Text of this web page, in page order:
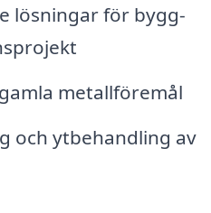
lösningar för bygg-
metallföremål
och ytbehandling av